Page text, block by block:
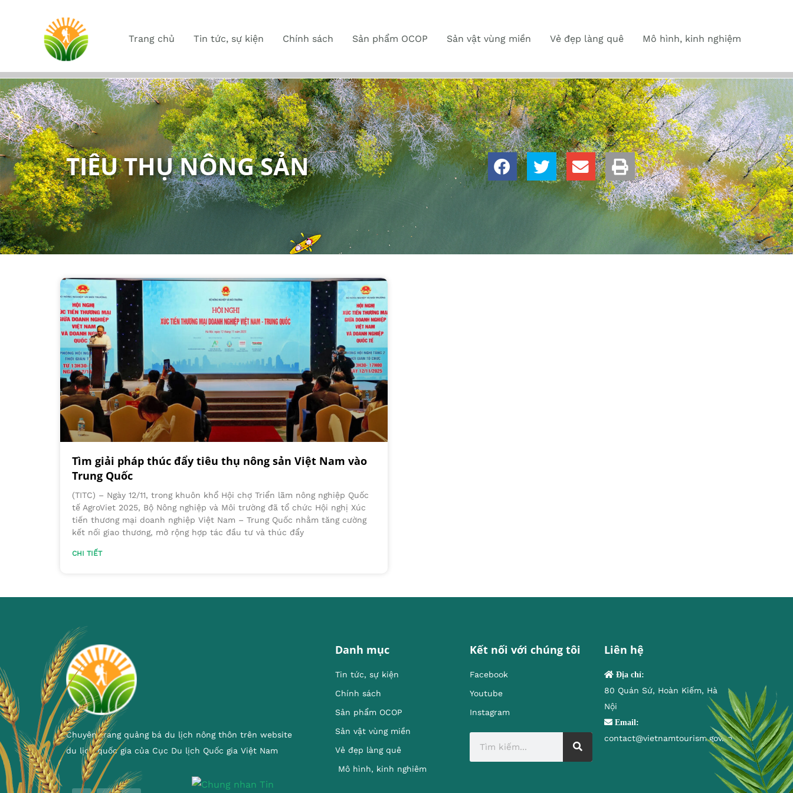
Trang chủ Tin tức, sự kiện Chính sách Sản phẩm OCOP Sản vật vùng miền Vẻ đẹp làng quê Mô hình, kinh nghiệm
TIÊU THỤ NÔNG SẢN
Tìm giải pháp thúc đẩy tiêu thụ nông sản Việt Nam vào
Trung Quốc
(TITC) – Ngày 12/11, trong khuôn khổ Hội chợ Triển lãm nông nghiệp Quốc
tế AgroViet 2025, Bộ Nông nghiệp và Môi trường đã tổ chức Hội nghị Xúc
tiến thương mại doanh nghiệp Việt Nam – Trung Quốc nhằm tăng cường
kết nối giao thương, mở rộng hợp tác đầu tư và thúc đẩy
CHI TIẾT
Chuyên trang quảng bá du lịch nông thôn trên website
du lịch quốc gia của Cục Du lịch Quốc gia Việt Nam
Danh mục
Tin tức, sự kiện
Chính sách
Sản phẩm OCOP
Sản vật vùng miền
Vẻ đẹp làng quê
Mô hình, kinh nghiêm
Kết nối với chúng tôi
Facebook
Youtube
Instagram
Liên hệ
Địa chỉ:
80 Quán Sứ, Hoàn Kiếm, Hà
Nội
Email:
contact@vietnamtourism.gov.vn